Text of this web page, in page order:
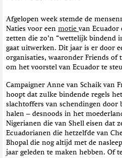
Afgelopen week stemde de
Naties voor een motievan Ecuador
zetten die zo’n “wettelijk bindend
gaat uitwerken. Dit jaar is er door
organisaties, waaronder Friends of
om het voorstel van Ecuador te
Campaigner Anne van Schaik van
hoopt dat zulke bindende regels
slachtoffers van schendingen
halen – desnoods in het
Nigerianen die van Shell eisen dat
Ecuadorianen die hetzelfde van
Bhopal die nog altijd met de
jaar geleden te maken hebben. Of